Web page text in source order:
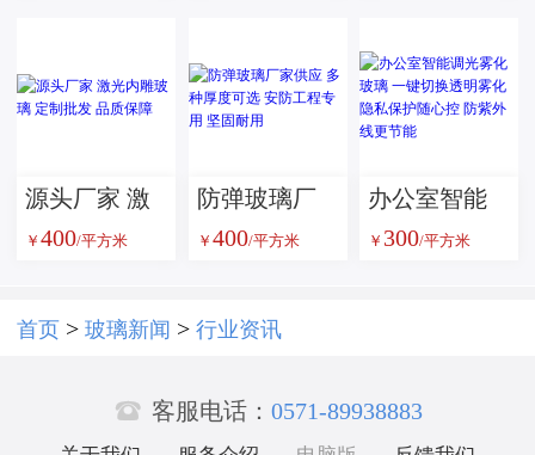
玻璃
璃 甲级复合
防火玻璃 消
防通道安全
玻璃隔断
源头厂家 激
光内雕玻璃
质保障
￥ 400/平方米
防弹玻璃厂
家供应 多种
防工程专用
￥ 400/平方米
办公室智能
调光雾化玻
控 防紫外线
更节能
￥ 300/平方米
首页 > 玻璃新闻 > 行业资讯
 客服电话： 0571-89938883